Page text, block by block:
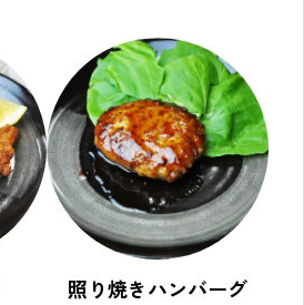
照り焼きハンバーグ